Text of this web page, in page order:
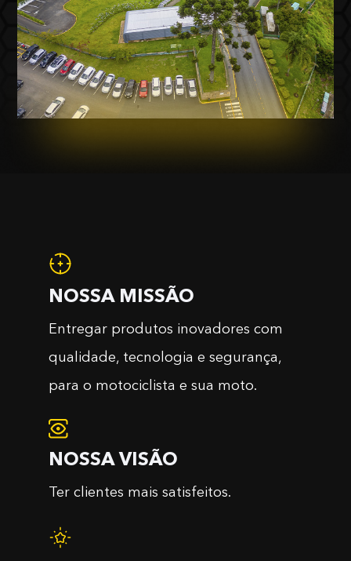
NOSSA MISSÃO
Entregar produtos inovadores com
qualidade, tecnologia e segurança,
para o motociclista e sua moto.
NOSSA VISÃO
Ter clientes mais satisfeitos.